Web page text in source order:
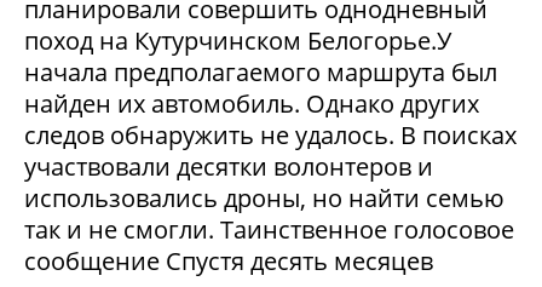
планировали совершить однодневный
поход на Кутурчинском Белогорье.У
начала предполагаемого маршрута был
найден их автомобиль. Однако других
следов обнаружить не удалось. В поисках
участвовали десятки волонтеров и
использовались дроны, но найти семью
так и не смогли. Таинственное голосовое
сообщение Спустя десять месяцев